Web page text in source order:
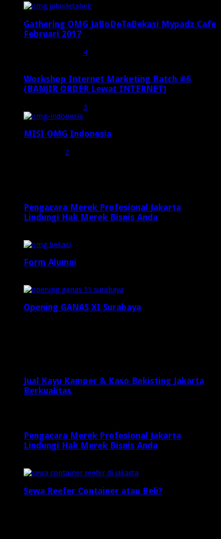
Gathering OMG JaBoDeTaBekasi Mypadz Cafe
Februari 2017
4
Workshop Internet Marketing Batch #6
(BANJIR ORDER Lewat INTERNET)
3
MISI OMG Indonesia
2
Pengacara Merek Profesional Jakarta
Lindungi Hak Merek Bisnis Anda
Form Alumni
Opening GANAS XI Surabaya
Jual Kayu Kamper & Kaso Bekisting Jakarta
Berkualitas
Pengacara Merek Profesional Jakarta
Lindungi Hak Merek Bisnis Anda
Sewa Reefer Container atau Beli?